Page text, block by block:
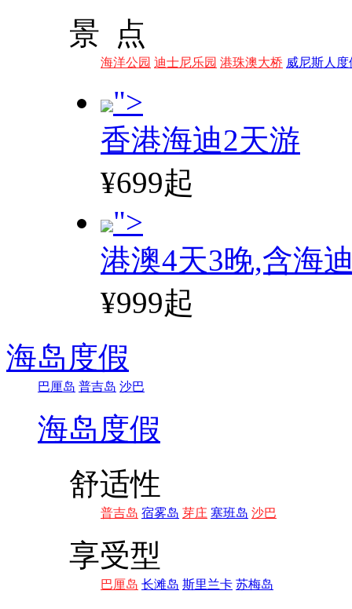
景 点
海洋公园 迪士尼乐园 港珠澳大桥 威尼斯人度
">
香港海迪2天游
¥699起
">
港澳4天3晚,含海
¥999起
海岛度假
巴厘岛 普吉岛 沙巴
海岛度假
舒适性
普吉岛 宿雾岛 芽庄 塞班岛 沙巴
享受型
巴厘岛 长滩岛 斯里兰卡 苏梅岛